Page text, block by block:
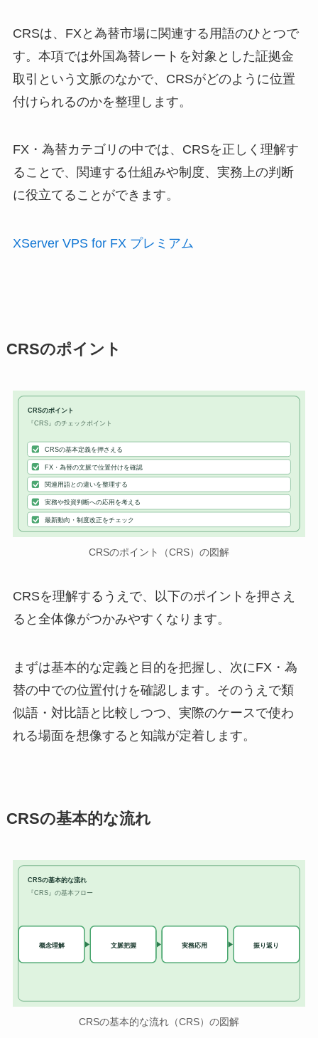
CRSは、FXと為替市場に関連する用語のひとつで
す。本項では外国為替レートを対象とした証拠金
取引という文脈のなかで、CRSがどのように位置
付けられるのかを整理します。
FX・為替カテゴリの中では、CRSを正しく理解す
ることで、関連する仕組みや制度、実務上の判断
に役立てることができます。
XServer VPS for FX プレミアム
CRSのポイント
CRSのポイント
『CRS』のチェックポイント
CRSの基本定義を押さえる
FX・為替の文脈で位置付けを確認
関連用語との違いを整理する
実務や投資判断への応用を考える
最新動向・制度改正をチェック
CRSのポイント（CRS）の図解
CRSを理解するうえで、以下のポイントを押さえ
ると全体像がつかみやすくなります。
まずは基本的な定義と目的を把握し、次にFX・為
替の中での位置付けを確認します。そのうえで類
似語・対比語と比較しつつ、実際のケースで使わ
れる場面を想像すると知識が定着します。
CRSの基本的な流れ
CRSの基本的な流れ
『CRS』の基本フロー
概念理解 文脈把握 実務応用 振り返り
CRSの基本的な流れ（CRS）の図解